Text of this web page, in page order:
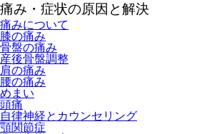
痛み・症状の原因と解決
痛みについて
膝の痛み
骨盤の痛み
産後骨盤調整
肩の痛み
腰の痛み
めまい
頭痛
自律神経とカウンセリング
顎関節症